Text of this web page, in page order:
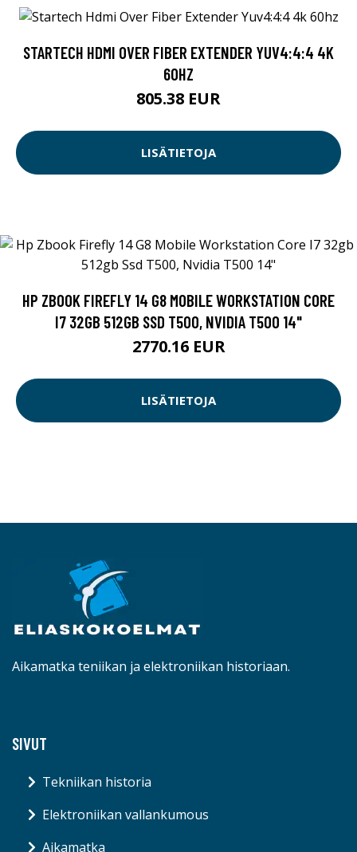
STARTECH HDMI OVER FIBER EXTENDER YUV4:4:4 4K
60HZ
805.38 EUR
LISÄTIETOJA
HP ZBOOK FIREFLY 14 G8 MOBILE WORKSTATION CORE
I7 32GB 512GB SSD T500, NVIDIA T500 14"
2770.16 EUR
LISÄTIETOJA
Aikamatka teniikan ja elektroniikan historiaan.
SIVUT
Tekniikan historia
Elektroniikan vallankumous
Aikamatka